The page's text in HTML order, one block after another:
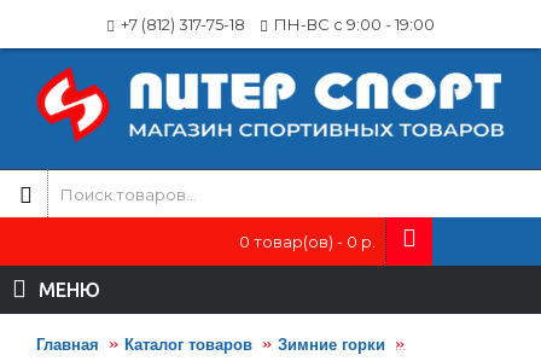
+7 (812) 317-75-18 ПН-ВС с 9:00 - 19:00
0 товар(ов) - 0 р.
МЕНЮ
Главная Каталог товаров Зимние горки